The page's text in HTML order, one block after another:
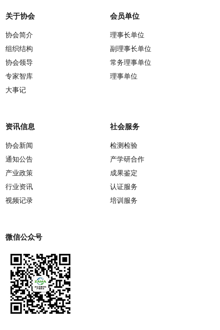
关于协会
协会简介
组织结构
协会领导
专家智库
大事记
会员单位
理事长单位
副理事长单位
常务理事单位
理事单位
资讯信息
协会新闻
通知公告
产业政策
行业资讯
视频记录
社会服务
检测检验
产学研合作
成果鉴定
认证服务
培训服务
微信公众号